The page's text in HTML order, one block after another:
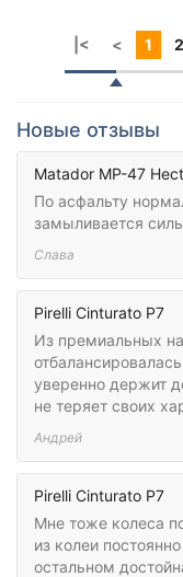
|< < 1 2
Новые отзывы
Matador MP-47
По асфальту
замыливается
Слава
Pirelli Cinturato P7
Из премиальных
уверенно держит
не теряет своих
Андрей
Pirelli Cinturato P7
Мне тоже колеса
из колеи
остальном